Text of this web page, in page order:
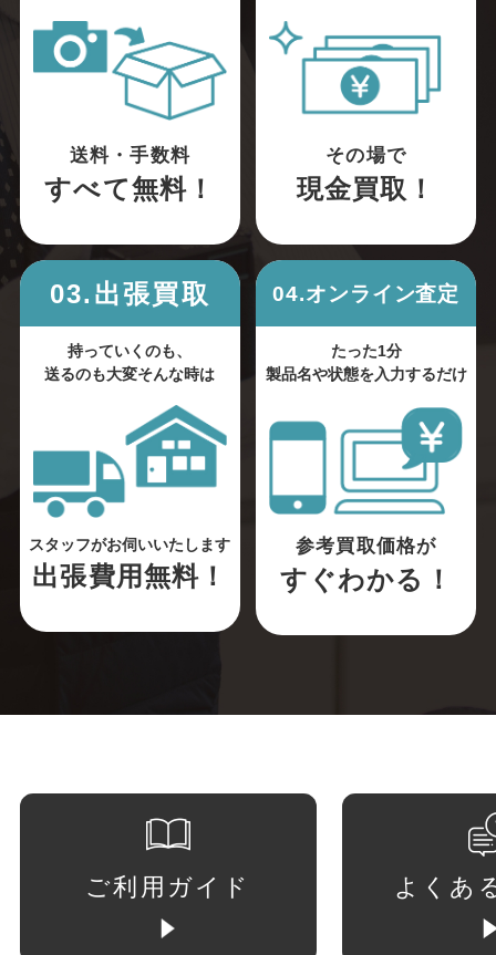
送料・手数料
すべて無料！
その場で
現金買取！
03.出張買取
持っていくのも、
送るのも大変そんな時は
スタッフがお伺いいたします
出張費用無料！
04.オンライン査定
たった1分
製品名や状態を入力するだけ
参考買取価格が
すぐわかる！
ご利用ガイド よくあ